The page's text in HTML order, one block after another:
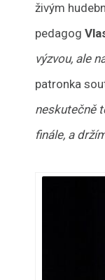
živým
pedagog
výzvou, ale
patronka
neskutečně
finále, a